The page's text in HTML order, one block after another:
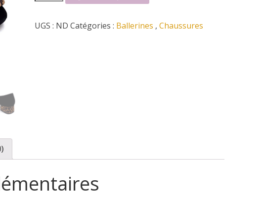
de
reqins
UGS : ND Catégories : Ballerines , Chaussures